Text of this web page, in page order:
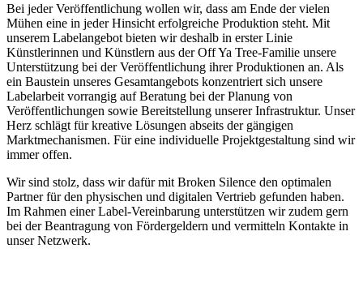
Bei jeder Veröffentlichung wollen wir, dass am Ende der vielen
Mühen eine in jeder Hinsicht erfolgreiche Produktion steht. Mit
unserem Labelangebot bieten wir deshalb in erster Linie
Künstlerinnen und Künstlern aus der Off Ya Tree-Familie unsere
Unterstützung bei der Veröffentlichung ihrer Produktionen an. Als
ein Baustein unseres Gesamtangebots konzentriert sich unsere
Labelarbeit vorrangig auf Beratung bei der Planung von
Veröffentlichungen sowie Bereitstellung unserer Infrastruktur. Unser
Herz schlägt für kreative Lösungen abseits der gängigen
Marktmechanismen. Für eine individuelle Projektgestaltung sind wir
immer offen.
Wir sind stolz, dass wir dafür mit Broken Silence den optimalen
Partner für den physischen und digitalen Vertrieb gefunden haben.
Im Rahmen einer Label-Vereinbarung unterstützen wir zudem gern
bei der Beantragung von Fördergeldern und vermitteln Kontakte in
unser Netzwerk.